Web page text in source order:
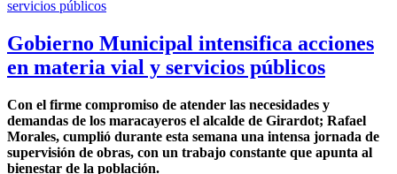
Gobierno Municipal intensifica acciones
en materia vial y servicios públicos
Con el firme compromiso de atender las necesidades y
demandas de los maracayeros el alcalde de Girardot; Rafael
Morales, cumplió durante esta semana una intensa jornada de
supervisión de obras, con un trabajo constante que apunta al
bienestar de la población.